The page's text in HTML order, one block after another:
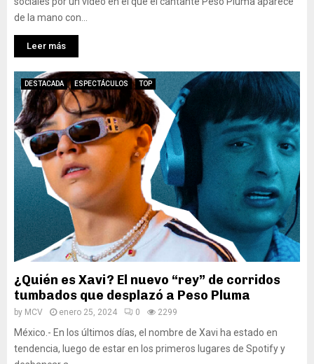
de la mano con...
Leer más
DESTACADA ESPECTÁCULOS TOP
¿Quién es Xavi? El nuevo “rey” de corridos
tumbados que desplazó a Peso Pluma
by MCV enero 25, 2024 0 2299
México.- En los últimos días, el nombre de Xavi ha estado en
tendencia, luego de estar en los primeros lugares de Spotify y